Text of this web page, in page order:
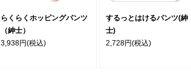
らくらくホッピングパンツ
（紳士）
3,938円(税込)
するっとはけるパンツ(紳
士)
2,728円(税込)